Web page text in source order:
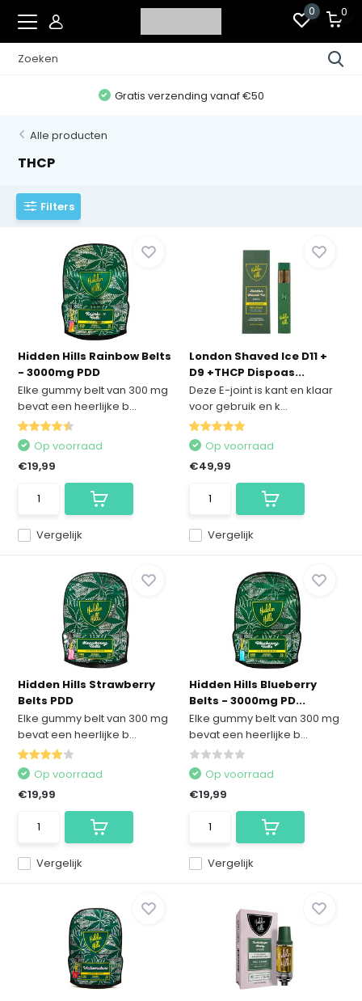
0 0
Gratis verzending vanaf €50
Alle producten
THCP
Filters
Hidden Hills Rainbow Belts
- 3000mg PDD
Elke gummy belt van 300 mg
bevat een heerlijke b...
Vergelijk
Op voorraad
€19,99
London Shaved Ice D11 +
D9 +THCP Dispoas...
Deze E-joint is kant en klaar
voor gebruik en k...
Vergelijk
Op voorraad
€49,99
Hidden Hills Strawberry
Belts PDD
Elke gummy belt van 300 mg
bevat een heerlijke b...
Vergelijk
Op voorraad
€19,99
Hidden Hills Blueberry
Belts - 3000mg PD...
Elke gummy belt van 300 mg
bevat een heerlijke b...
Vergelijk
Op voorraad
€19,99